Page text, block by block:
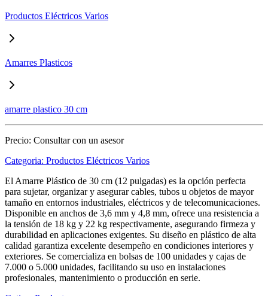
Productos Eléctricos Varios
Amarres Plasticos
amarre plastico 30 cm
Precio: Consultar con un asesor
Categoria: Productos Eléctricos Varios
El Amarre Plástico de 30 cm (12 pulgadas) es la opción perfecta
para sujetar, organizar y asegurar cables, tubos u objetos de mayor
tamaño en entornos industriales, eléctricos y de telecomunicaciones.
Disponible en anchos de 3,6 mm y 4,8 mm, ofrece una resistencia a
la tensión de 18 kg y 22 kg respectivamente, asegurando firmeza y
durabilidad en aplicaciones exigentes. Su diseño en plástico de alta
calidad garantiza excelente desempeño en condiciones interiores y
exteriores. Se comercializa en bolsas de 100 unidades y cajas de
7.000 o 5.000 unidades, facilitando su uso en instalaciones
profesionales, mantenimiento o producción en serie.